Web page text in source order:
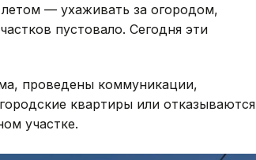
— ухаживать за огородом,
пустовало. Сегодня эти
проведены коммуникации,
квартиры или отказываются
участке.